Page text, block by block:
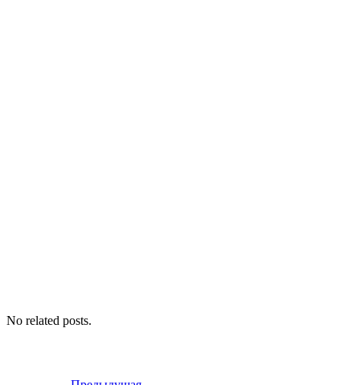
No related posts.